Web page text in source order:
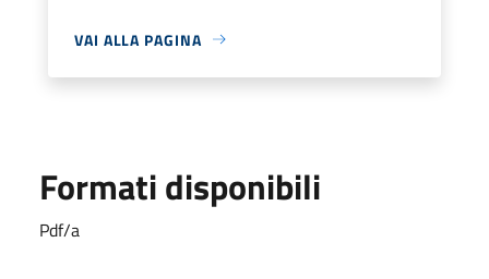
VAI ALLA PAGINA
Formati disponibili
Pdf/a